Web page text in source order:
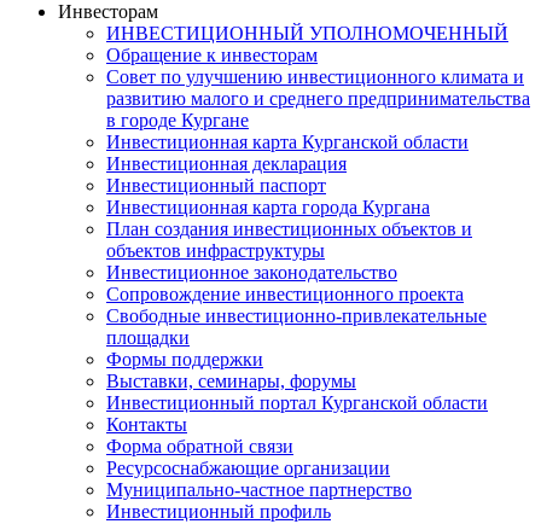
Инвесторам
ИНВЕСТИЦИОННЫЙ УПОЛНОМОЧЕННЫЙ
Обращение к инвесторам
Совет по улучшению инвестиционного климата и
развитию малого и среднего предпринимательства
в городе Кургане
Инвестиционная карта Курганской области
Инвестиционная декларация
Инвестиционный паспорт
Инвестиционная карта города Кургана
План создания инвестиционных объектов и
объектов инфраструктуры
Инвестиционное законодательство
Сопровождение инвестиционного проекта
Свободные инвестиционно-привлекательные
площадки
Формы поддержки
Выставки, семинары, форумы
Инвестиционный портал Курганской области
Контакты
Форма обратной связи
Ресурсоснабжающие организации
Муниципально-частное партнерство
Инвестиционный профиль